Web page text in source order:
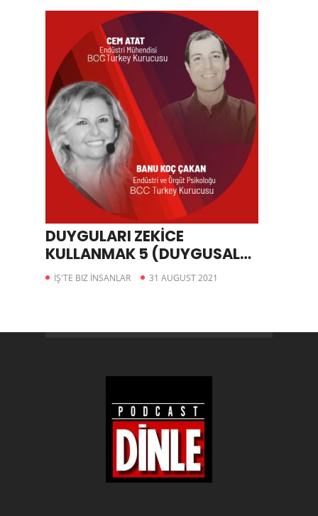
DUYGULARI ZEKİCE
KULLANMAK 5 (DUYGUSAL
MUHAKEME)
İŞ'TE BIZ İNSANLAR 31 AUGUST 2021